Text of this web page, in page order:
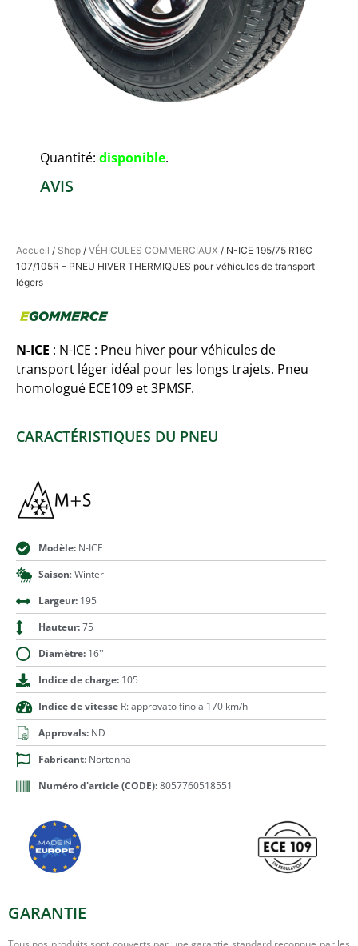
Accueil / Shop / VÉHICULES COMMERCIAUX / N-ICE 195/75 R16C
107/105R – PNEU HIVER THERMIQUES pour véhicules de transport
légers
N-ICE : N-ICE : Pneu hiver pour véhicules de
transport léger idéal pour les longs trajets. Pneu
homologué ECE109 et 3PMSF.
CARACTÉRISTIQUES DU PNEU
Modèle:N-ICE
Saison: Winter
Largeur:195
Hauteur:75
Diamètre:16''
Indice de charge:105
Indice de vitesse R: approvato fino a 170 km/h
Approvals:ND
Fabricant: Nortenha
Numéro d'article (CODE):8057760518551
Quantité: disponible.
AVIS
GARANTIE